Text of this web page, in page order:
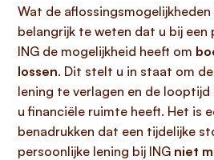
Wat de
belangrijk te weten dat u bij een
ING de mogelijkheid heeft om
lossen. Dit stelt u in staat om
lening te verlagen en de
u financiële ruimte heeft. Het is
benadrukken dat een tijdelijke
persoonlijke lening bij ING niet